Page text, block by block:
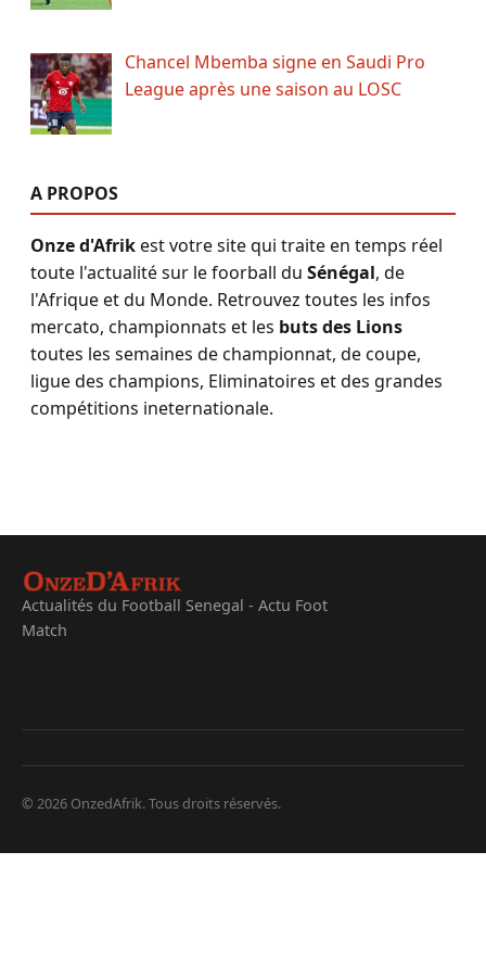
Chancel Mbemba signe en Saudi Pro
League après une saison au LOSC
A PROPOS
Onze d'Afrikest votre site qui traite en temps réel
toute l'actualité sur le foorball du Sénégal, de
l'Afrique et du Monde. Retrouvez toutes les infos
mercato, championnats et les buts des Lions
toutes les semaines de championnat, de coupe,
ligue des champions, Eliminatoires et des grandes
compétitions ineternationale.
Actualités du Football Senegal - Actu Foot
Match
© 2026 OnzedAfrik. Tous droits réservés.